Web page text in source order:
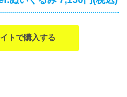
トで購入する